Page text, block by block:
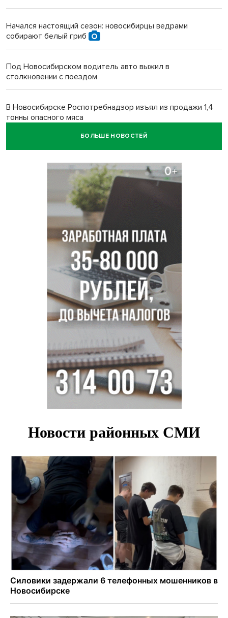
Начался настоящий сезон: новосибирцы ведрами
собирают белый гриб
Под Новосибирском водитель авто выжил в
столкновении с поездом
В Новосибирске Роспотребнадзор изъял из продажи 1,4
тонны опасного мяса
Два миллиона на покупку авто получат 28 семей в
В Новосибирской области больше тысячи человек
пострадали в ДТП
Ячейку международной группировки телефонных
мошенников накрыло ФСБ в Новосибирске
«Мамкиных грабителей» задержали за кражу с
пистолетом в Новосибирске
БОЛЬШЕ НОВОСТЕЙ